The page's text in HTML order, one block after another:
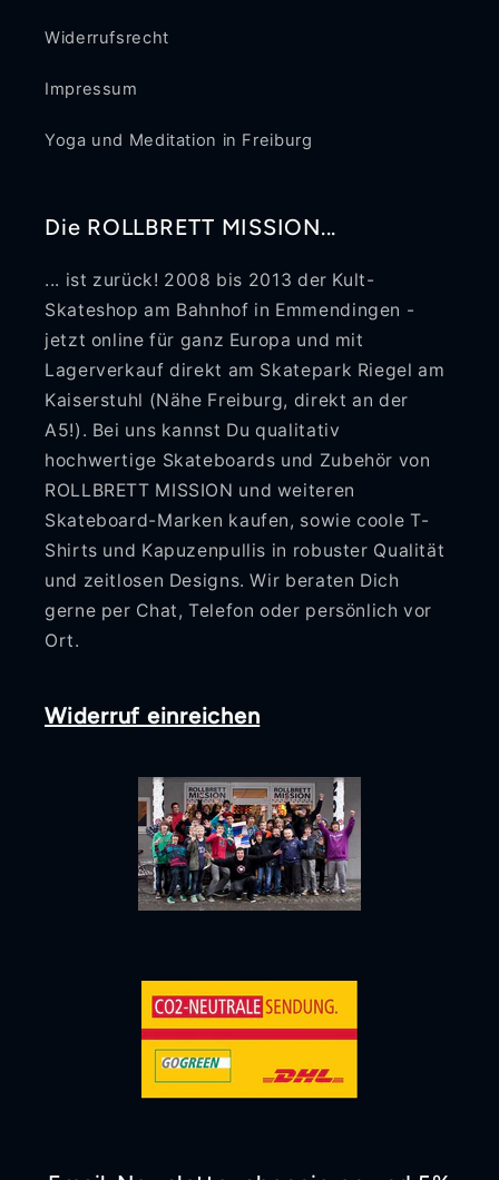
Widerrufsrecht
Impressum
Yoga und Meditation in Freiburg
Die ROLLBRETT MISSION...
... ist zurück! 2008 bis 2013 der Kult-
Skateshop am Bahnhof in Emmendingen -
jetzt online für ganz Europa und mit
Lagerverkauf direkt am Skatepark Riegel am
Kaiserstuhl (Nähe Freiburg, direkt an der
A5!). Bei uns kannst Du qualitativ
hochwertige Skateboards und Zubehör von
ROLLBRETT MISSION und weiteren
Skateboard-Marken kaufen, sowie coole T-
Shirts und Kapuzenpullis in robuster Qualität
und zeitlosen Designs. Wir beraten Dich
gerne per Chat, Telefon oder persönlich vor
Ort.
Widerruf einreichen